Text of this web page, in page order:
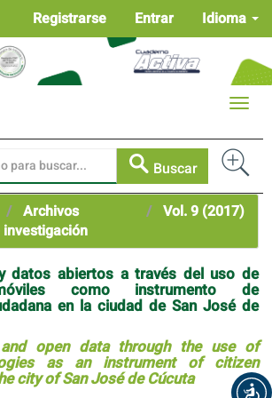
Idioma
Registrarse Entrar
Buscar
Toggle
Archivos
Vol. 9 (2017)
datos abiertos a través del uso de
como instrumento de
en la ciudad de San José de
and open data through the use of
as an instrument of citizen
city of San José de Cúcuta